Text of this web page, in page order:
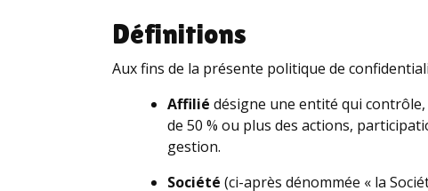
Définitions
Aux fins de la présente politique de
Affilié désigne une entité qui
de 50 % ou plus des actions,
gestion.
Société (ci-après dénommée « la